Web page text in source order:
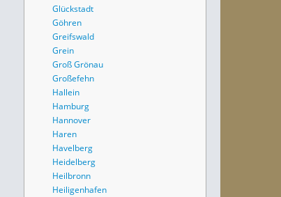
Glückstadt
Göhren
Greifswald
Grein
Groß Grönau
Großefehn
Hallein
Hamburg
Hannover
Haren
Havelberg
Heidelberg
Heilbronn
Heiligenhafen